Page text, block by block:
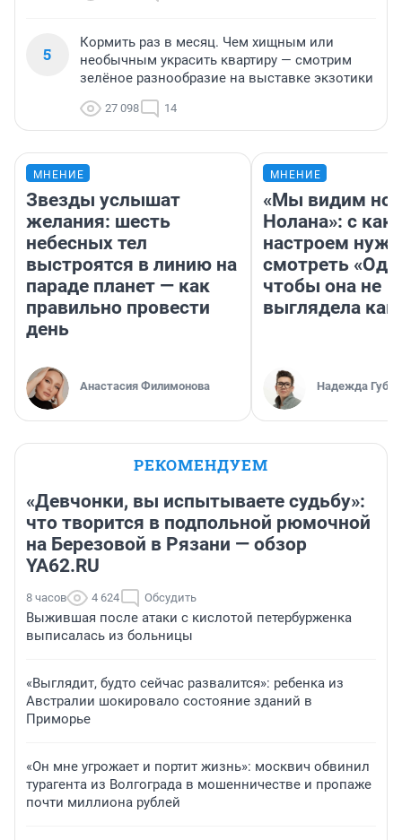
5
Кормить раз в месяц. Чем хищным или
необычным украсить квартиру — смотрим
зелёное разнообразие на выставке экзотики
27 098 14
МНЕНИЕ
Звезды услышат
желания: шесть
небесных тел
выстроятся в линию на
параде планет — как
правильно провести
день
Анастасия Филимонова
МНЕНИЕ
«Мы видим
Нолана»: с
настроем
смотреть
чтобы она не
выглядела как
Надежда
РЕКОМЕНДУЕМ
«Девчонки, вы испытываете судьбу»:
что творится в подпольной рюмочной
на Березовой в Рязани — обзор
YA62.RU
8 часов 4 624 Обсудить
Выжившая после атаки с кислотой петербурженка
выписалась из больницы
«Выглядит, будто сейчас развалится»: ребенка из
Австралии шокировало состояние зданий в
Приморье
«Он мне угрожает и портит жизнь»: москвич обвинил
турагента из Волгограда в мошенничестве и пропаже
почти миллиона рублей